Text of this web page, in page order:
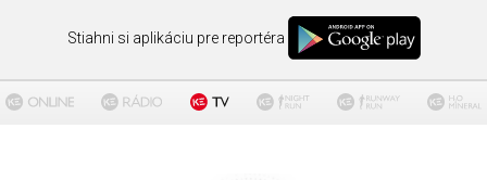
Stiahni si aplikáciu pre reportéra